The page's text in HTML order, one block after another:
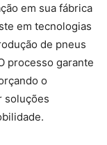
em sua fábrica
em tecnologias
de pneus
processo garante
o
soluções